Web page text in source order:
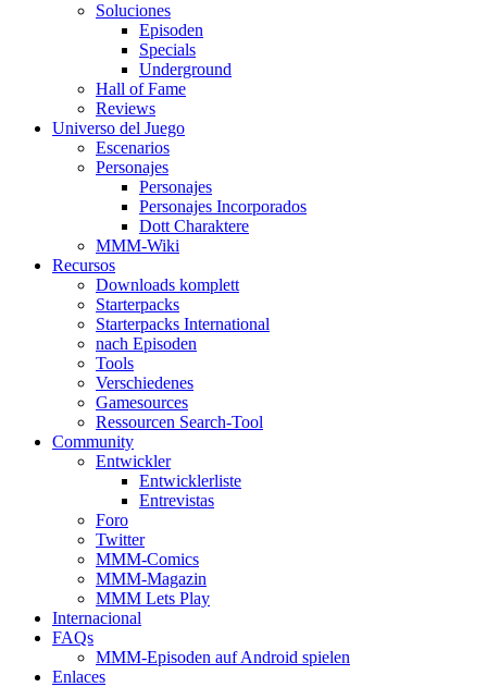
Soluciones
Episoden
Specials
Underground
Hall of Fame
Reviews
Universo del Juego
Escenarios
Personajes
Personajes
Personajes Incorporados
Dott Charaktere
MMM-Wiki
Recursos
Downloads komplett
Starterpacks
Starterpacks International
nach Episoden
Tools
Verschiedenes
Gamesources
Ressourcen Search-Tool
Community
Entwickler
Entwicklerliste
Entrevistas
Foro
Twitter
MMM-Comics
MMM-Magazin
MMM Lets Play
Internacional
FAQs
MMM-Episoden auf Android spielen
Enlaces